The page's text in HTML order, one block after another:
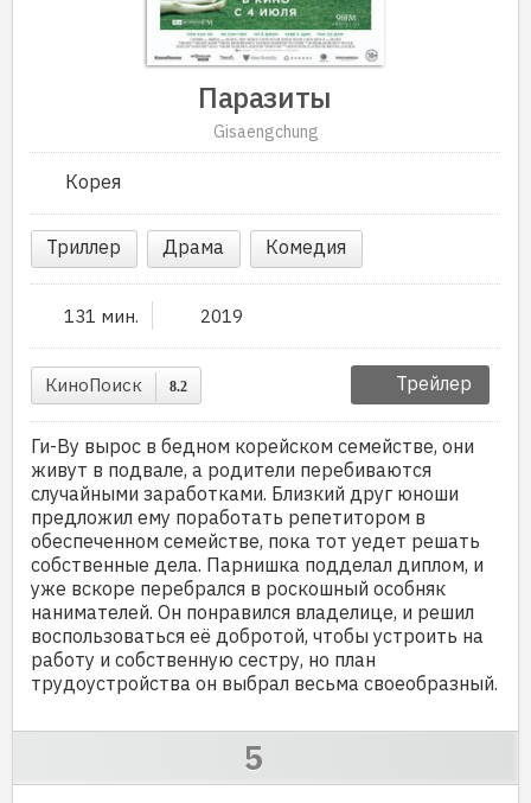
Паразиты
Gisaengchung
Корея
Триллер Драма Комедия
131 мин. 2019
КиноПоиск 8.2 Трейлер
Ги-Ву вырос в бедном корейском семействе, они
живут в подвале, а родители перебиваются
случайными заработками. Близкий друг юноши
предложил ему поработать репетитором в
обеспеченном семействе, пока тот уедет решать
собственные дела. Парнишка подделал диплом, и
уже вскоре перебрался в роскошный особняк
нанимателей. Он понравился владелице, и решил
воспользоваться её добротой, чтобы устроить на
работу и собственную сестру, но план
трудоустройства он выбрал весьма своеобразный.